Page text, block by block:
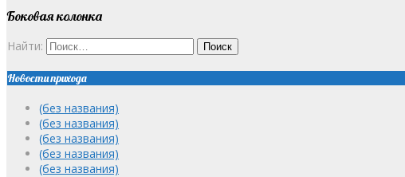
Боковая колонка
Найти:
Новости прихода
(без названия)
(без названия)
(без названия)
(без названия)
(без названия)